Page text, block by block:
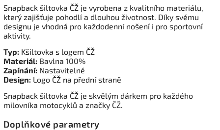
Snapback šiltovka ČŽ je vyrobena z kvalitního materiálu,
který zajišťuje pohodlí a dlouhou životnost. Díky svému
designu je vhodná pro každodenní nošení i pro sportovní
aktivity.
Typ: Kšiltovka s logem ČŽ
Materiál: Bavlna 100%
Zapínání: Nastavitelné
Design: Logo ČŽ na přední straně
Snapback šiltovka ČŽ je skvělým dárkem pro každého
milovníka motocyklů a značky ČŽ.
Doplňkové parametry